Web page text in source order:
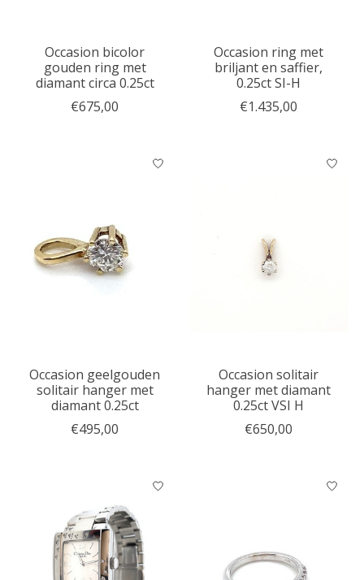
Occasion bicolor
gouden ring met
diamant circa 0.25ct
€675,00
Occasion ring met
briljant en saffier,
0.25ct SI-H
€1.435,00
Occasion geelgouden
solitair hanger met
diamant 0.25ct
€495,00
Occasion solitair
hanger met diamant
0.25ct VSI H
€650,00